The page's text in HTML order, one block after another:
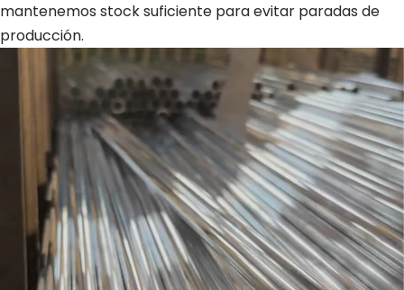
mantenemos stock suficiente para evitar paradas de
producción.